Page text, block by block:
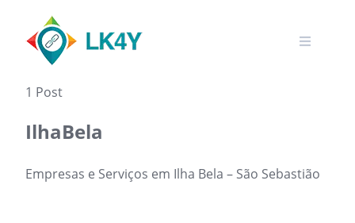
content
1 Post
IlhaBela
Empresas e Serviços em Ilha Bela – São Sebastião